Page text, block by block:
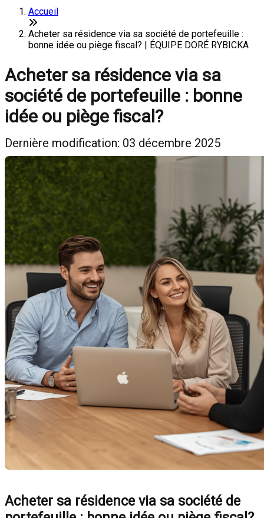
Accueil
Acheter sa résidence via sa société de portefeuille :
bonne idée ou piège fiscal? | ÉQUIPE DORÉ RYBICKA
Acheter sa résidence via sa
société de portefeuille : bonne
idée ou piège fiscal?
Dernière modification: 03 décembre 2025
Acheter sa résidence via sa société de